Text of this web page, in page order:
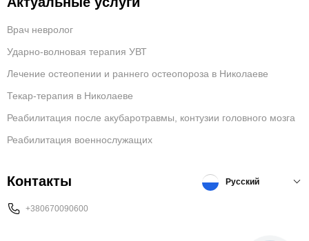
Врач невролог
Ударно-волновая терапия УВТ
Лечение остеопении и раннего остеопороза в Николаеве
Текар-терапия в Николаеве
Реабилитация после акубаротравмы, контузии головного мозга
Реабилитация военнослужащих
Контакты
+380670090600
Русский